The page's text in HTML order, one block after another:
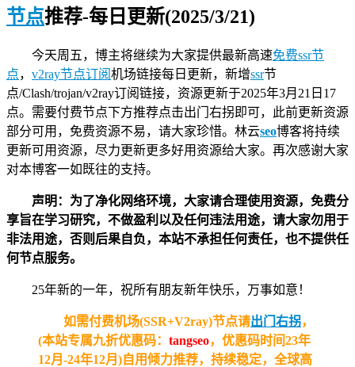
节点推荐-每日更新(2025/3/21)
今天周五，博主将继续为大家提供最新高速免费ssr节
点， v2ray节点订阅机场链接每日更新，新增ssr节
点/Clash/trojan/v2ray订阅链接，资源更新于2025年3月21日17
点。需要付费节点下方推荐点击出门右拐即可，此前更新资源
部分可用，免费资源不易，请大家珍惜。林云seo博客将持续
更新可用资源，尽力更新更多好用资源给大家。再次感谢大家
对本博客一如既往的支持。
声明：为了净化网络环境，大家请合理使用资源，免费分
享旨在学习研究，不做盈利以及任何违法用途，请大家勿用于
非法用途，否则后果自负，本站不承担任何责任，也不提供任
何节点服务。
25年新的一年，祝所有朋友新年快乐，万事如意！
如需付费机场(SSR+V2ray)节点请出门右拐，
(本站专属九折优惠码： tangseo，优惠码时间23年
12月-24年12月)自用倾力推荐，持续稳定，全球高